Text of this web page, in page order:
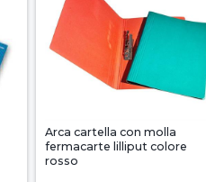
Arca cartella con molla
fermacarte lilliput colore
rosso